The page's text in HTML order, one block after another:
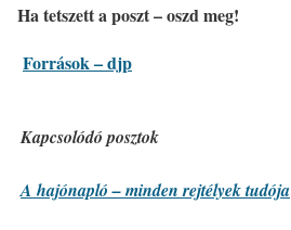
Ha tetszett a poszt – oszd meg!
Források – djp
Kapcsolódó posztok
A hajónapló – minden rejtélyek tudója